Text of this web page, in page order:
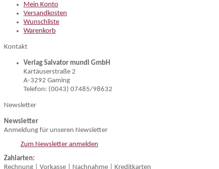
Mein Konto
Versandkosten
Wunschliste
Warenkorb
Kontakt
Verlag Salvator mundi GmbH
Kartäuserstraße 2
A-3292 Gaming
Telefon: (0043) 07485/98632
Newsletter
Newsletter
Anmeldung für unseren Newsletter
Zum Newsletter anmelden
Zahlarten:
Rechnung | Vorkasse | Nachnahme | Kreditkarten